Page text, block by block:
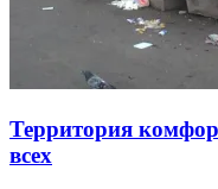
Территория
всех